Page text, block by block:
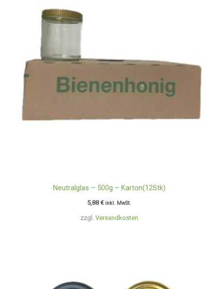
zzgl. Versandkosten
Neutralglas – 500g – Karton(12Stk)
5,88€ inkl. MwSt.